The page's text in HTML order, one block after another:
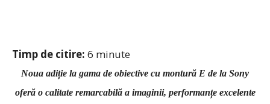
Timp de citire: 6 minute
Noua adiție la gama de obiective cu montură E de la Sony
oferă o calitate remarcabilă a imaginii, performanțe excelente